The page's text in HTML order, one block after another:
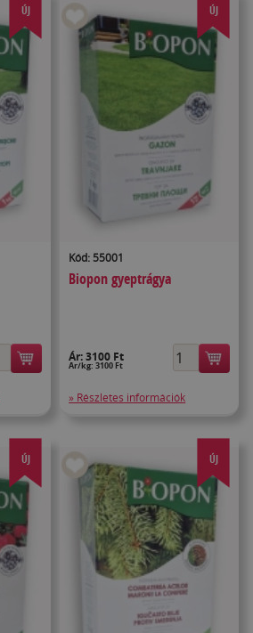
ÚJ ÚJ
Kód: 55001
Biopon gyeptrágya
Ár:3100 Ft
Ár/kg: 3100 Ft
» Részletes információk
ÚJ ÚJ